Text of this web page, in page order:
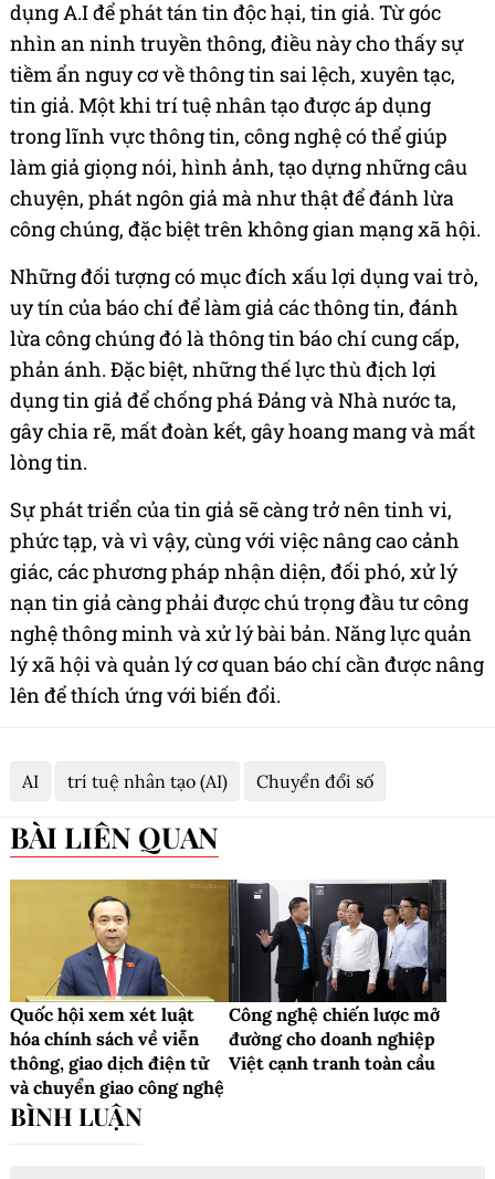
dụng A.I để phát tán tin độc hại, tin giả. Từ góc
nhìn an ninh truyền thông, điều này cho thấy sự
tiềm ẩn nguy cơ về thông tin sai lệch, xuyên tạc,
tin giả. Một khi trí tuệ nhân tạo được áp dụng
trong lĩnh vực thông tin, công nghệ có thể giúp
làm giả giọng nói, hình ảnh, tạo dựng những câu
chuyện, phát ngôn giả mà như thật để đánh lừa
công chúng, đặc biệt trên không gian mạng xã hội.
Những đối tượng có mục đích xấu lợi dụng vai trò,
uy tín của báo chí để làm giả các thông tin, đánh
lừa công chúng đó là thông tin báo chí cung cấp,
phản ánh. Đặc biệt, những thế lực thù địch lợi
dụng tin giả để chống phá Đảng và Nhà nước ta,
gây chia rẽ, mất đoàn kết, gây hoang mang và mất
lòng tin.
Sự phát triển của tin giả sẽ càng trở nên tinh vi,
phức tạp, và vì vậy, cùng với việc nâng cao cảnh
giác, các phương pháp nhận diện, đối phó, xử lý
nạn tin giả càng phải được chú trọng đầu tư công
nghệ thông minh và xử lý bài bản. Năng lực quản
lý xã hội và quản lý cơ quan báo chí cần được nâng
lên để thích ứng với biến đổi.
AI trí tuệ nhân tạo (AI) Chuyển đổi số
BÀI LIÊN QUAN
Quốc hội xem xét luật
hóa chính sách về viễn
thông, giao dịch điện tử
và chuyển giao công nghệ
Công nghệ chiến lược mở
đường cho doanh nghiệp
Việt cạnh tranh toàn cầu